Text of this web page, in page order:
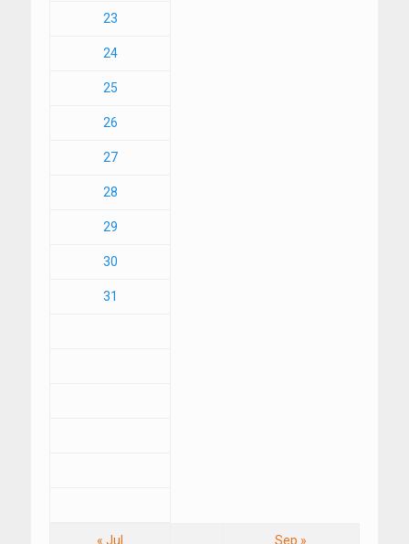
23
24
25
26
27
28
29
30
31
« Jul Sep »